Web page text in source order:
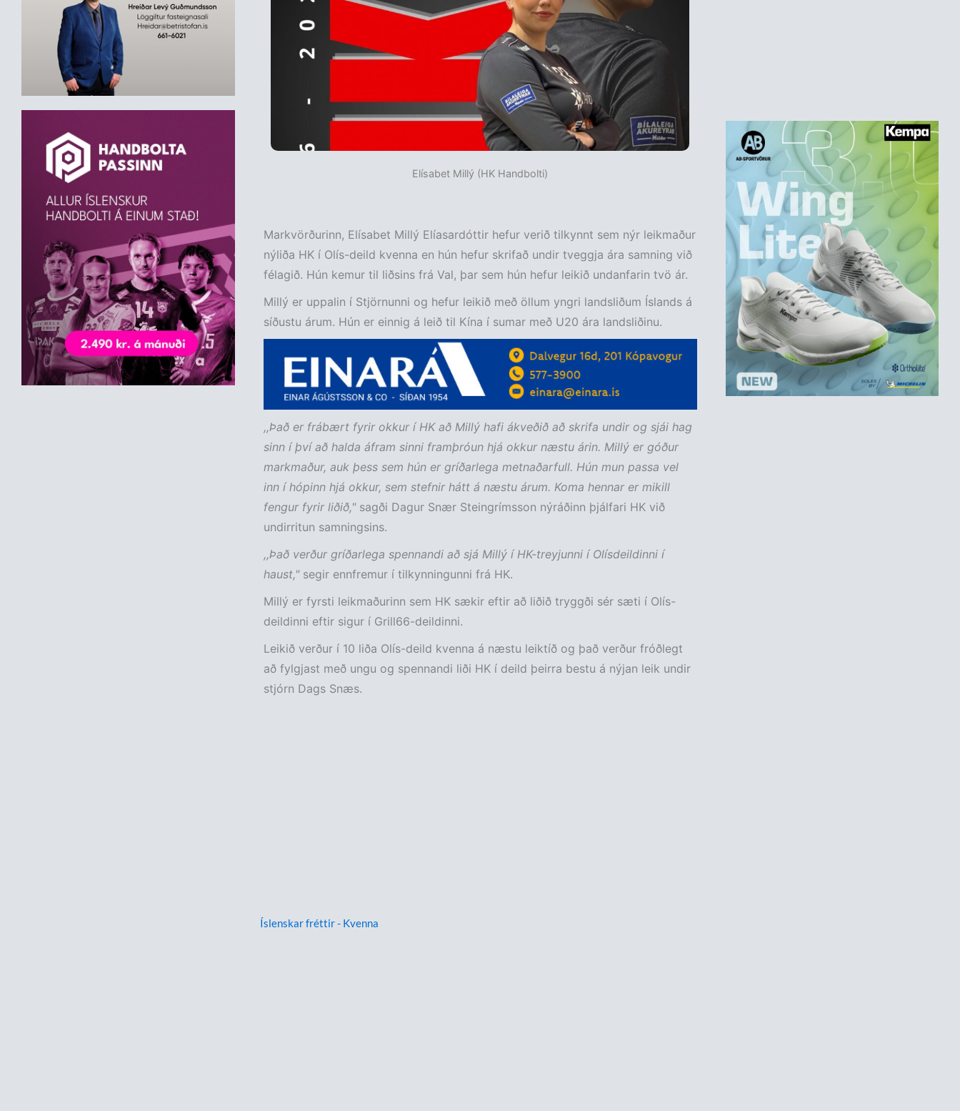
Elísabet Millý (HK Handbolti)
Markvörðurinn, Elísabet Millý Elíasardóttir hefur verið tilkynnt sem nýr leikmaður
nýliða HK í Olís-deild kvenna en hún hefur skrifað undir tveggja ára samning við
félagið. Hún kemur til liðsins frá Val, þar sem hún hefur leikið undanfarin tvö ár.
Millý er uppalin í Stjörnunni og hefur leikið með öllum yngri landsliðum Íslands á
síðustu árum. Hún er einnig á leið til Kína í sumar með U20 ára landsliðinu.
,,Það er frábært fyrir okkur í HK að Millý hafi ákveðið að skrifa undir og sjái hag
sinn í því að halda áfram sinni framþróun hjá okkur næstu árin. Millý er góður
markmaður, auk þess sem hún er gríðarlega metnaðarfull. Hún mun passa vel
inn í hópinn hjá okkur, sem stefnir hátt á næstu árum. Koma hennar er mikill
fengur fyrir liðið," sagði Dagur Snær Steingrímsson nýráðinn þjálfari HK við
undirritun samningsins.
,,Það verður gríðarlega spennandi að sjá Millý í HK-treyjunni í Olísdeildinni í
haust," segir ennfremur í tilkynningunni frá HK.
Millý er fyrsti leikmaðurinn sem HK sækir eftir að liðið tryggði sér sæti í Olís-
deildinni eftir sigur í Grill66-deildinni.
Leikið verður í 10 liða Olís-deild kvenna á næstu leiktíð og það verður fróðlegt
að fylgjast með ungu og spennandi liði HK í deild þeirra bestu á nýjan leik undir
stjórn Dags Snæs.
Íslenskar fréttir - Kvenna